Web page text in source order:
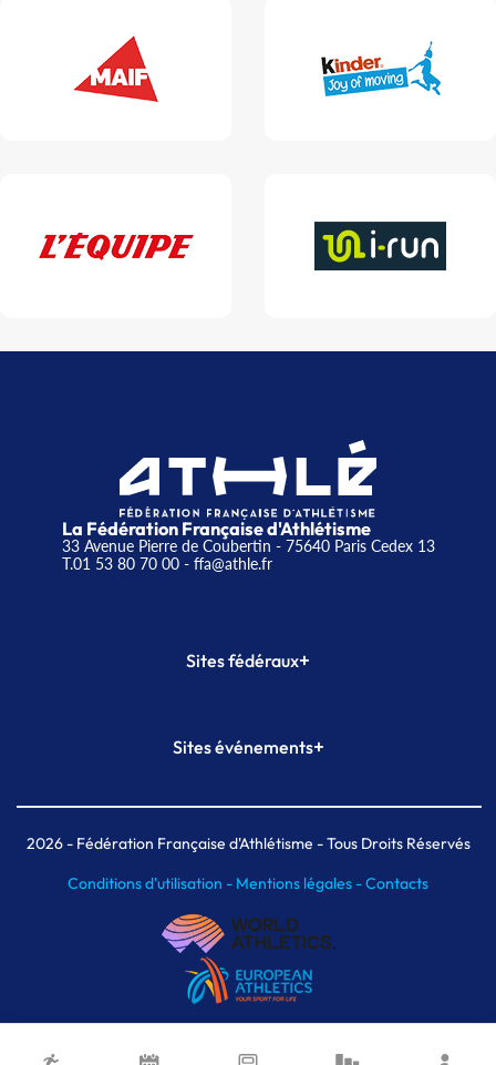
La Fédération Française d'Athlétisme
33 Avenue Pierre de Coubertin - 75640 Paris Cedex 13
T.01 53 80 70 00- ffa@athle.fr
Sites fédéraux+
Plateforme Formation
Sites événements+
Meeting de Paris indoor
MAIF Ekiden de Paris
2026- Fédération Française d'Athlétisme - Tous Droits Réservés
Conditions d'utilisation - Mentions légales -Contacts